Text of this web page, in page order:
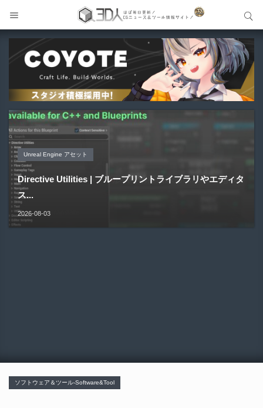
Unreal Engine アセット
Pipe It | 直感的にパイプ形状を構築出来るUnreal Engine
5...
2026-08-05
Unreal Engine アセット
Directive Utilities | ブループリントライブラリやエディタ
ス...
2026-08-03
Unity 本
Unityエフェクトレシピブック パーツを組み合わせて作れ
る | ktk.kum...
2026-08-03
アセット-Asset
SiroinoSotai | 完全無料＆CC0 で商用利用OKなVRChat
向け...
2026-08-02
Blender アドオン
Bioform | 現役臨床医の3DCGアーティストが実際の解剖
学に基づいて構築...
2026-08-01
ソフトウェア＆ツール-Software&Tool
サイト内検索